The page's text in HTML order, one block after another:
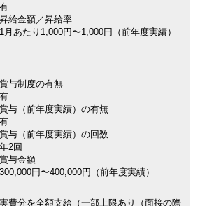
有
昇給金額／昇給率
1月あたり1,000円〜1,000円（前年度実績）
賞与制度の有無
有
賞与（前年度実績）の有無
有
賞与（前年度実績）の回数
年2回
賞与金額
300,000円〜400,000円（前年度実績）
実費分を全額支給（一部上限あり（面接の際